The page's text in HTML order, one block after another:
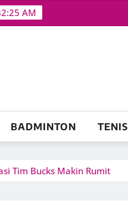
AM
BADMINTON TENIS
Tim Bucks Makin Rumit